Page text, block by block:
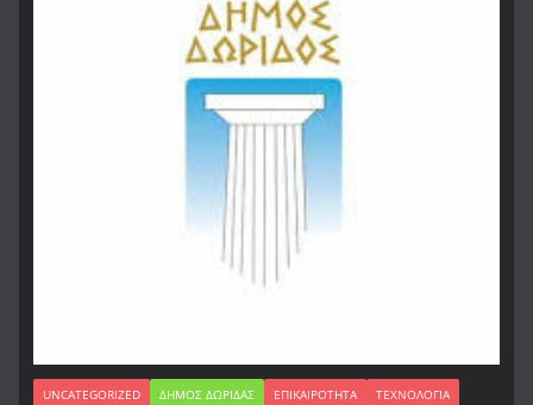
UNCATEGORIZED ΔΉΜΟΣ ΔΩΡΊΔΑΣ ΕΠΙΚΑΙΡΌΤΗΤΑ
ΤΕΧΝΟΛΟΓΊΑ